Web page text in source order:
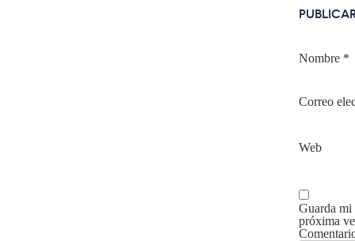
Nombre *
Correo
Web
Guarda mi
próxima